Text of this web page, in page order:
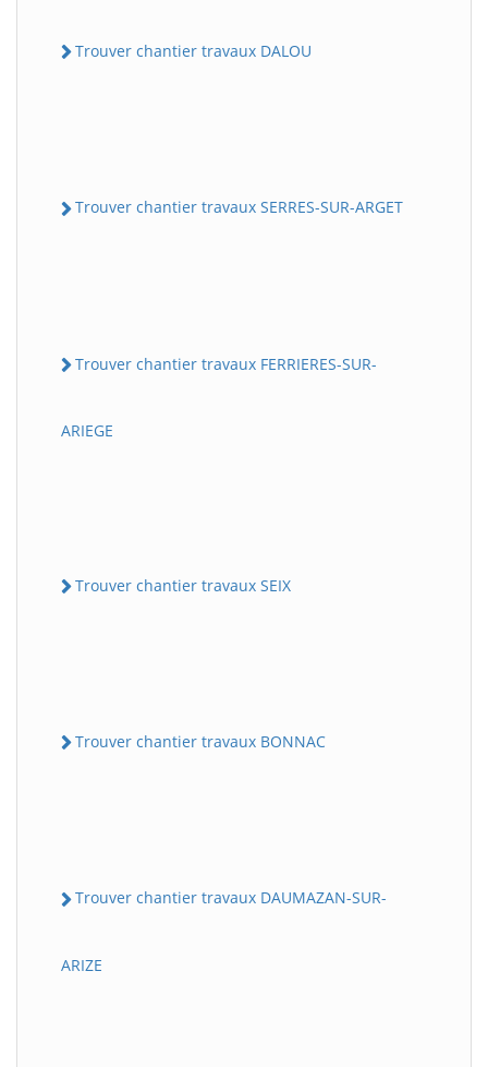
Trouver chantier travaux DALOU
Trouver chantier travaux SERRES-SUR-ARGET
Trouver chantier travaux FERRIERES-SUR-
ARIEGE
Trouver chantier travaux SEIX
Trouver chantier travaux BONNAC
Trouver chantier travaux DAUMAZAN-SUR-
ARIZE